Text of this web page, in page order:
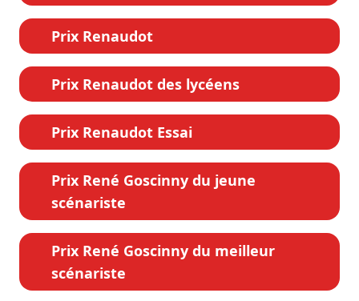
Prix Renaudot
Prix Renaudot des lycéens
Prix Renaudot Essai
Prix René Goscinny du jeune
scénariste
Prix René Goscinny du meilleur
scénariste